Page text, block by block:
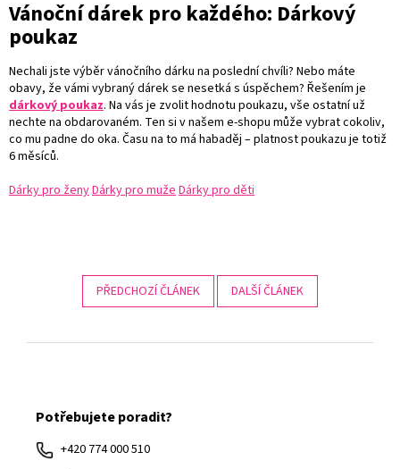
Vánoční dárek pro každého: Dárkový
poukaz
Nechali jste výběr vánočního dárku na poslední chvíli? Nebo máte
obavy, že vámi vybraný dárek se nesetká s úspěchem? Řešením je
dárkový poukaz. Na vás je zvolit hodnotu poukazu, vše ostatní už
nechte na obdarovaném. Ten si v našem e-shopu může vybrat cokoliv,
co mu padne do oka. Času na to má habaděj – platnost poukazu je totiž
6 měsíců.
Dárky pro ženyDárky pro mužeDárky pro děti
PŘEDCHOZÍ ČLÁNEK DALŠÍ ČLÁNEK
Potřebujete poradit?
+420 774 000 510